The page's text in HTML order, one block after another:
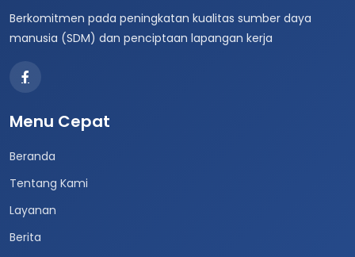
Berkomitmen pada peningkatan kualitas sumber daya
manusia (SDM) dan penciptaan lapangan kerja
Menu Cepat
Beranda
Tentang Kami
Layanan
Berita